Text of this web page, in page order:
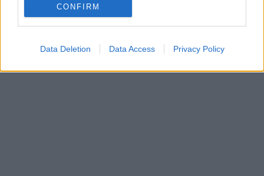
CONFIRM
Data Deletion Data Access Privacy Policy